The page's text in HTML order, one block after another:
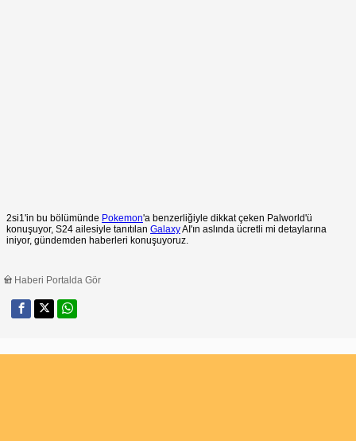
2si1'in bu bölümünde Pokemon'a benzerliğiyle dikkat çeken Palworld'ü
konuşuyor, S24 ailesiyle tanıtılan GalaxyAI'ın aslında ücretli mi detaylarına
iniyor, gündemden haberleri konuşuyoruz.
Haberi Portalda Gör